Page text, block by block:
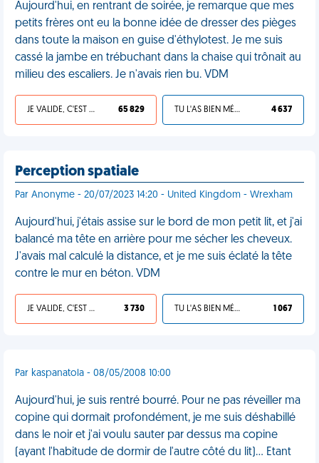
Aujourd'hui, en rentrant de soirée, je remarque que mes
petits frères ont eu la bonne idée de dresser des pièges
dans toute la maison en guise d'éthylotest. Je me suis
cassé la jambe en trébuchant dans la chaise qui trônait au
milieu des escaliers. Je n'avais rien bu. VDM
JE VALIDE, C'EST UNE VDM 65 829 TU L'AS BIEN MÉRITÉ 4 637
Perception spatiale
Par Anonyme - 20/07/2023 14:20 - United Kingdom - Wrexham
Aujourd'hui, j'étais assise sur le bord de mon petit lit, et j'ai
balancé ma tête en arrière pour me sécher les cheveux.
J'avais mal calculé la distance, et je me suis éclaté la tête
contre le mur en béton. VDM
JE VALIDE, C'EST UNE VDM 3 730 TU L'AS BIEN MÉRITÉ 1 067
Par kaspanatola - 08/05/2008 10:00
Aujourd'hui, je suis rentré bourré. Pour ne pas réveiller ma
copine qui dormait profondément, je me suis déshabillé
dans le noir et j'ai voulu sauter par dessus ma copine
(ayant l'habitude de dormir de l'autre côté du lit)... Etant